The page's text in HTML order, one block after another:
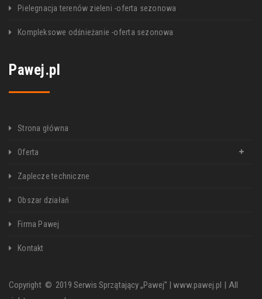
Pielegnacja terenów zieleni -oferta sezonowa
Kompleksowe odśnieżanie -oferta sezonowa
Pawej.pl
Strona główna
Oferta
Zaplecze techniczne
Obszar działań
Firma Pawej
Kontakt
Copyright © 2019 Serwis Sprzątający „Pawej” | www.pawej.pl | All